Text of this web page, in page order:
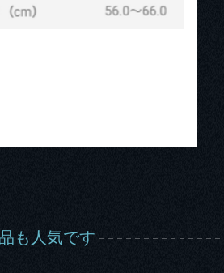
も人気です